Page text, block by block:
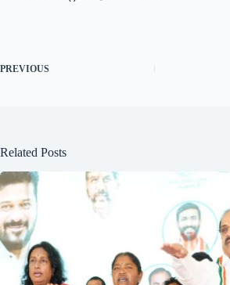
PREVIOUS
Related Posts